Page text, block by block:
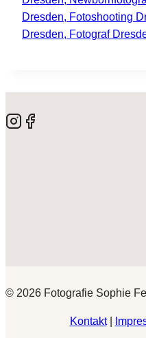
© 2026 Fotografie Sophie
Kontakt|